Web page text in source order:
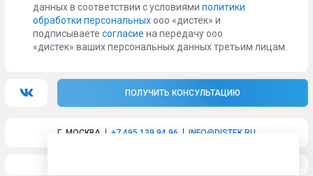
данных в соответствии с условиями политики
обработки персональныхооо «дистек» и
подписываете согласие на передачу ооо
«дистек» ваших персональных данных третьим лицам.
ПОЛУЧИТЬ КОНСУЛЬТАЦИЮ
ВКонтакте
Г. МОСКВА +7 495 139 94 96 INFO@DISTEK.RU